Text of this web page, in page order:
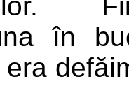
în
era